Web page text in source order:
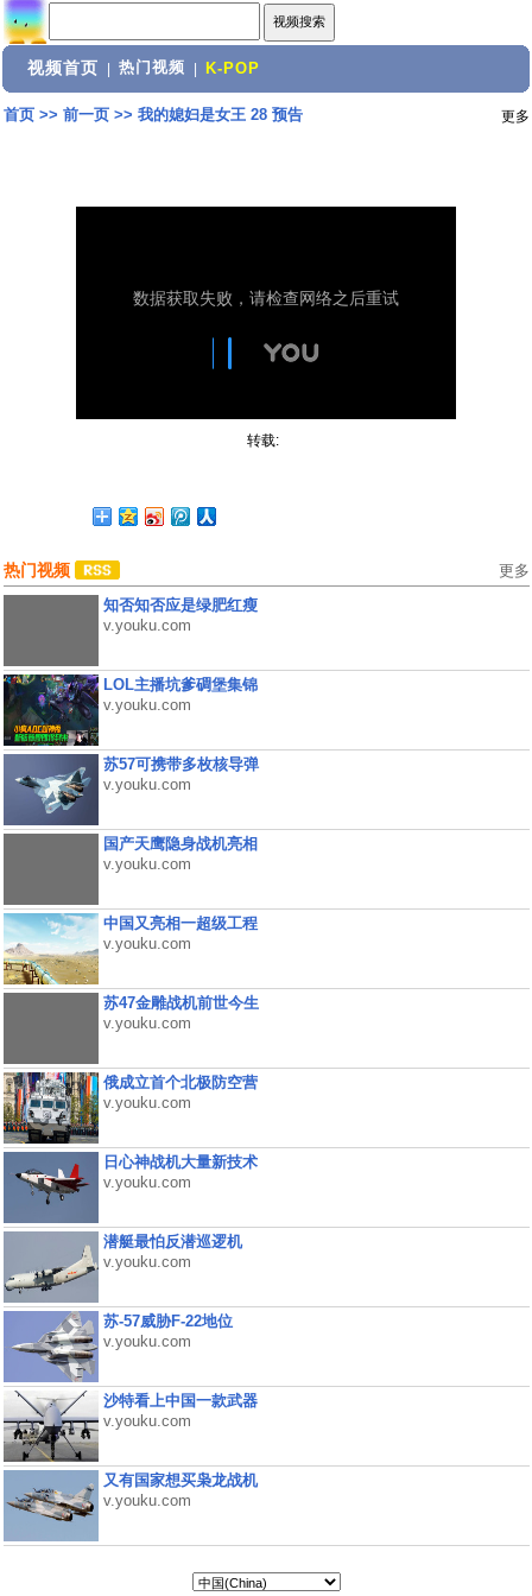
视频首页 热门视频 K-POP
首页>> 前一页>> 我的媳妇是女王 28 预告 更多
转载:
热门视频 更多
知否知否应是绿肥红瘦
v.youku.com
LOL主播坑爹碉堡集锦
v.youku.com
苏57可携带多枚核导弹
v.youku.com
国产天鹰隐身战机亮相
v.youku.com
中国又亮相一超级工程
v.youku.com
苏47金雕战机前世今生
v.youku.com
俄成立首个北极防空营
v.youku.com
日心神战机大量新技术
v.youku.com
潜艇最怕反潜巡逻机
v.youku.com
苏-57威胁F-22地位
v.youku.com
沙特看上中国一款武器
v.youku.com
又有国家想买枭龙战机
v.youku.com